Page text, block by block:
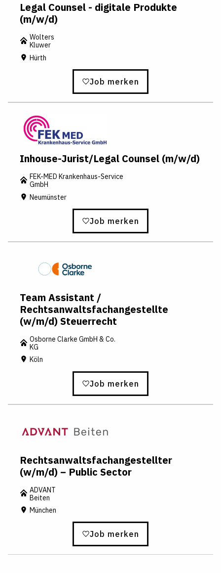
Legal Counsel - digitale Produkte
(m/w/d)
Wolters
Kluwer
Hürth
Job merken
Inhouse-Jurist/Legal Counsel (m/w/d)
FEK-MED Krankenhaus-Service
GmbH
Neumünster
Job merken
Team Assistant /
Rechtsanwaltsfachangestellte
(w/m/d) Steuerrecht
Osborne Clarke GmbH & Co.
KG
Köln
Job merken
Rechtsanwaltsfachangestellter
(w/m/d) – Public Sector
ADVANT
Beiten
München
Job merken